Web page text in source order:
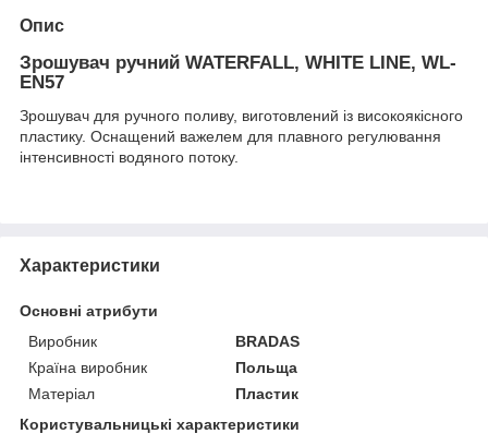
Опис
Зрошувач ручний WATERFALL, WHITE LINE, WL-
EN57
Зрошувач для ручного поливу, виготовлений із високоякісного
пластику. Оснащений важелем для плавного регулювання
інтенсивності водяного потоку.
Характеристики
Основні атрибути
Виробник
BRADAS
Країна виробник
Польща
Матеріал
Пластик
Користувальницькі характеристики